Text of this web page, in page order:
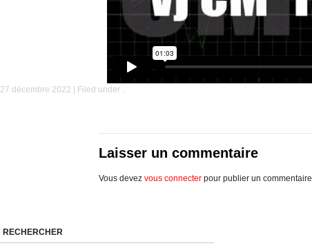
27 décembre 2022 | Filed under .
Laisser un commentaire
Vous devez vous connecterpour publier un commentaire.
RECHERCHER